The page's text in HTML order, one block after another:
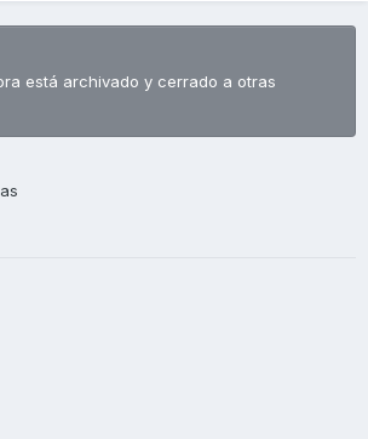
está archivado y cerrado a otras